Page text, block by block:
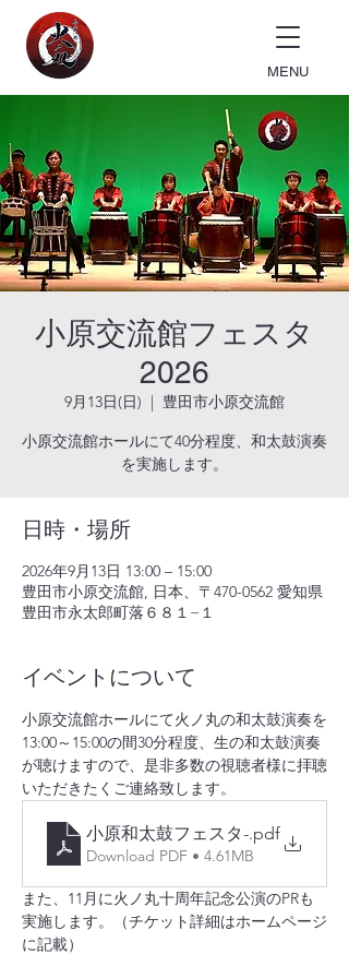
MENU
小原交流館フェスタ
2026
9月13日(日)
  |
豊田市小原交流館
小原交流館ホールにて40分程度、和太鼓演奏
を実施します。
日時・場所
2026年9月13日 13:00 – 15:00
豊田市小原交流館, 日本、〒470-0562 愛知県
豊田市永太郎町落６８１−１
イベントについて
小原交流館ホールにて火ノ丸の和太鼓演奏を
13:00～15:00の間30分程度、生の和太鼓演奏
が聴けますので、是非多数の視聴者様に拝聴
いただきたくご連絡致します。
小原和太鼓フェスタ-.pdf
Download PDF • 4.61MB
また、11月に火ノ丸十周年記念公演のPRも
実施します。（チケット詳細はホームページ
に記載）